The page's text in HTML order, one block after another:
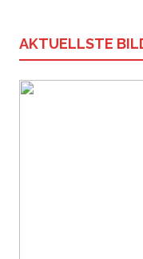
AKTUELLSTE